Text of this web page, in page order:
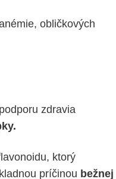
obličkových
zdravia
ktorý
príčinou bežnej